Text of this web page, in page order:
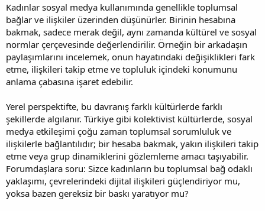
Kadınlar sosyal medya kullanımında genellikle toplumsal
bağlar ve ilişkiler üzerinden düşünürler. Birinin hesabına
bakmak, sadece merak değil, aynı zamanda kültürel ve sosyal
normlar çerçevesinde değerlendirilir. Örneğin bir arkadaşın
paylaşımlarını incelemek, onun hayatındaki değişiklikleri fark
etme, ilişkileri takip etme ve topluluk içindeki konumunu
anlama çabasına işaret edebilir.
Yerel perspektifte, bu davranış farklı kültürlerde farklı
şekillerde algılanır. Türkiye gibi kolektivist kültürlerde, sosyal
medya etkileşimi çoğu zaman toplumsal sorumluluk ve
ilişkilerle bağlantılıdır; bir hesaba bakmak, yakın ilişkileri takip
etme veya grup dinamiklerini gözlemleme amacı taşıyabilir.
Forumdaşlara soru: Sizce kadınların bu toplumsal bağ odaklı
yaklaşımı, çevrelerindeki dijital ilişkileri güçlendiriyor mu,
yoksa bazen gereksiz bir baskı yaratıyor mu?